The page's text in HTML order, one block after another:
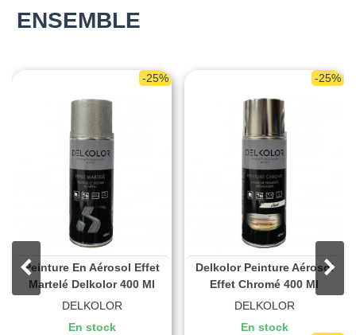
ENSEMBLE
-25%
Peinture En Aérosol Effet
Martelé Delkolor 400 Ml
DELKOLOR
En stock
-25%
Delkolor Peinture Aérosol
Effet Chromé 400 Ml
DELKOLOR
En stock